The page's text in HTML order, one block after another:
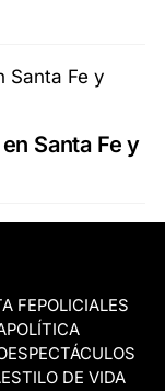
Santa Fe y
FEPOLICIALES
POLÍTICA
ESPECTÁCULOS
ESTILO DE VIDA